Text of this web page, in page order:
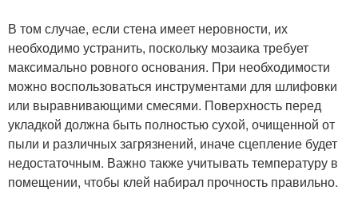
В том случае, если стена имеет неровности, их
необходимо устранить, поскольку мозаика требует
максимально ровного основания. При необходимости
можно воспользоваться инструментами для шлифовки
или выравнивающими смесями. Поверхность перед
укладкой должна быть полностью сухой, очищенной от
пыли и различных загрязнений, иначе сцепление будет
недостаточным. Важно также учитывать температуру в
помещении, чтобы клей набирал прочность правильно.